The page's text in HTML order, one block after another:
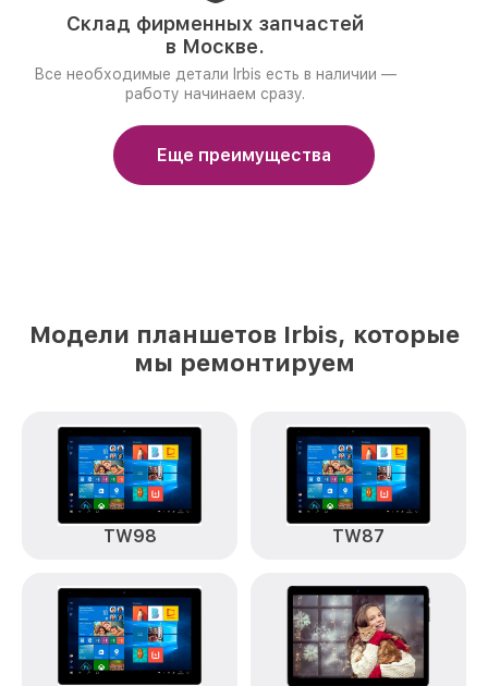
Склад фирменных запчастей
в Москве.
Все необходимые детали Irbis есть в наличии —
работу начинаем сразу.
Еще преимущества
Модели планшетов Irbis, которые
мы ремонтируем
TW98 TW87